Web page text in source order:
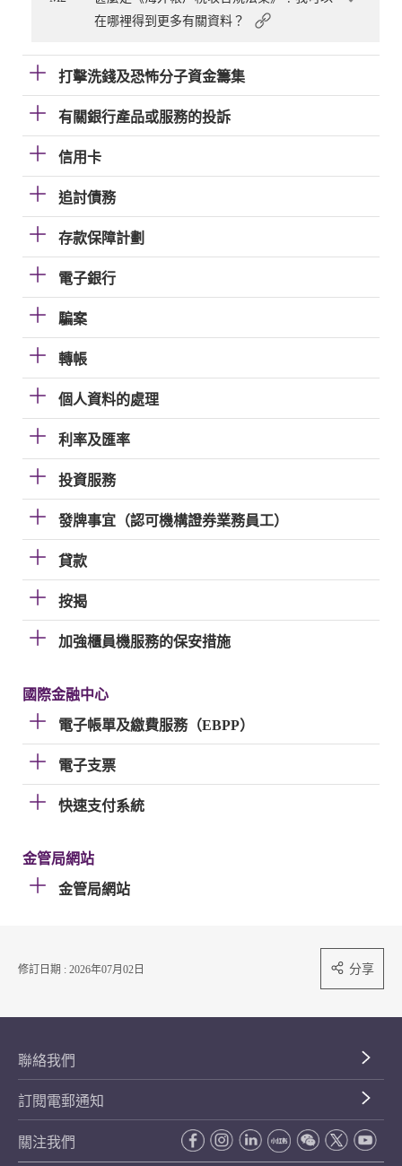
在哪裡得到更多有關資料？
打擊洗錢及恐怖分子資金籌集
有關銀行產品或服務的投訴
信用卡
追討債務
存款保障計劃
電子銀行
騙案
轉帳
個人資料的處理
利率及匯率
投資服務
發牌事宜（認可機構證券業務員工）
貸款
按揭
加強櫃員機服務的保安措施
國際金融中心
電子帳單及繳費服務（EBPP）
電子支票
快速支付系統
金管局網站
金管局網站
修訂日期 : 2026年07月02日 分享
聯絡我們
訂閱電郵通知
關注我們